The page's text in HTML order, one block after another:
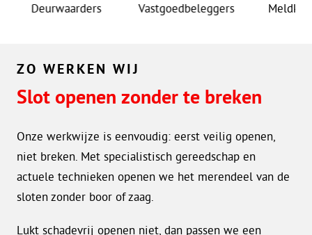
Deurwaarders Vastgoedbeleggers Meldkamers
ZO WERKEN WIJ
Slot openen zonder te breken
Onze werkwijze is eenvoudig: eerst veilig openen,
niet breken. Met specialistisch gereedschap en
actuele technieken openen we het merendeel van de
sloten zonder boor of zaag.
Lukt schadevrij openen niet, dan passen we een